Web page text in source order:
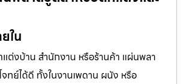
ใน
ต่งบ้าน สำนักงาน หรือร้านค้า แผ่นพลา
ทย์ได้ดี ทั้งในงานเพดาน ผนัง หรือ